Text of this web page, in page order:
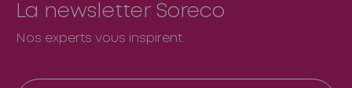
La newsletter Soreco
Nos experts vous inspirent.